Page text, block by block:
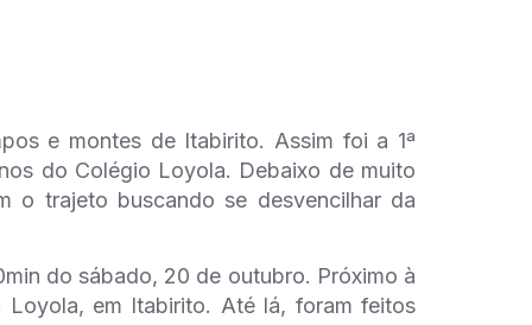
e montes de Itabirito. Assim foi a 1ª
do Colégio Loyola. Debaixo de muito
o trajeto buscando se desvencilhar da
do sábado, 20 de outubro. Próximo à
Loyola, em Itabirito. Até lá, foram feitos